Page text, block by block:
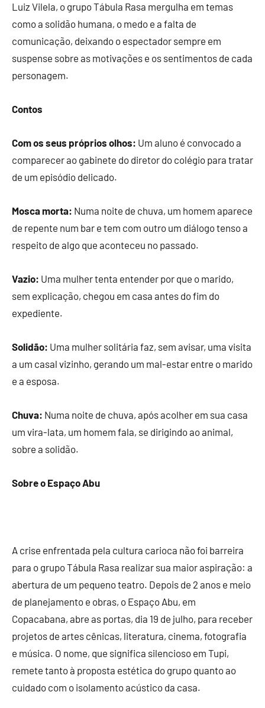
Luiz Vilela, o grupo Tábula Rasa mergulha em temas
como a solidão humana, o medo e a falta de
comunicação, deixando o espectador sempre em
suspense sobre as motivações e os sentimentos de cada
personagem.
Contos
Com os seus próprios olhos: Um aluno é convocado a
comparecer ao gabinete do diretor do colégio para tratar
de um episódio delicado.
Mosca morta: Numa noite de chuva, um homem aparece
de repente num bar e tem com outro um diálogo tenso a
respeito de algo que aconteceu no passado.
Vazio: Uma mulher tenta entender por que o marido,
sem explicação, chegou em casa antes do fim do
expediente.
Solidão: Uma mulher solitária faz, sem avisar, uma visita
a um casal vizinho, gerando um mal-estar entre o marido
e a esposa.
Chuva: Numa noite de chuva, após acolher em sua casa
um vira-lata, um homem fala, se dirigindo ao animal,
sobre a solidão.
Sobre o Espaço Abu
A crise enfrentada pela cultura carioca não foi barreira
para o grupo Tábula Rasa realizar sua maior aspiração: a
abertura de um pequeno teatro. Depois de 2 anos e meio
de planejamento e obras, o Espaço Abu, em
Copacabana, abre as portas, dia 19 de julho, para receber
projetos de artes cênicas, literatura, cinema, fotografia
e música. O nome, que significa silencioso em Tupi,
remete tanto à proposta estética do grupo quanto ao
cuidado com o isolamento acústico da casa.